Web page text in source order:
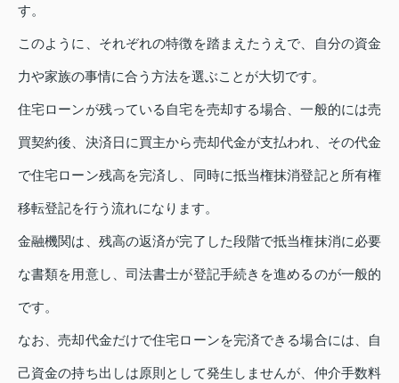
す。
このように、それぞれの特徴を踏まえたうえで、自分の資金
力や家族の事情に合う方法を選ぶことが大切です。
住宅ローンが残っている自宅を売却する場合、一般的には売
買契約後、決済日に買主から売却代金が支払われ、その代金
で住宅ローン残高を完済し、同時に抵当権抹消登記と所有権
移転登記を行う流れになります。
金融機関は、残高の返済が完了した段階で抵当権抹消に必要
な書類を用意し、司法書士が登記手続きを進めるのが一般的
です。
なお、売却代金だけで住宅ローンを完済できる場合には、自
己資金の持ち出しは原則として発生しませんが、仲介手数料